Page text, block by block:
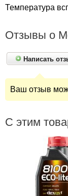
Температура
Отзывы о
Написать
Ваш отзыв
С этим